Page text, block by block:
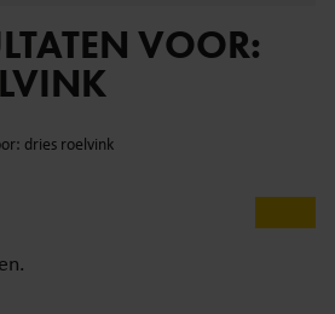
VOOR:
dries roelvink